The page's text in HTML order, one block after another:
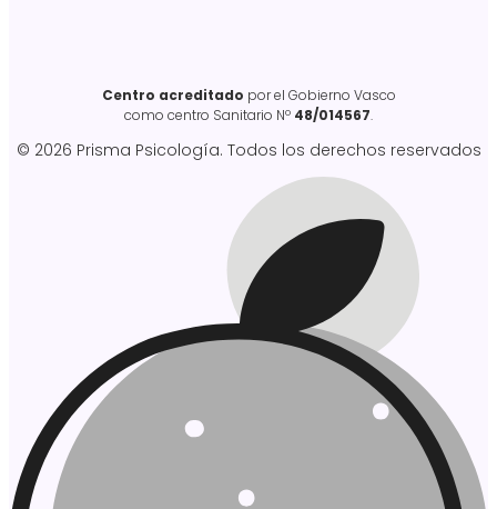
Centro acreditado por el Gobierno Vasco
como centro Sanitario Nº 48/014567.
© 2026 Prisma Psicología. Todos los derechos reservados